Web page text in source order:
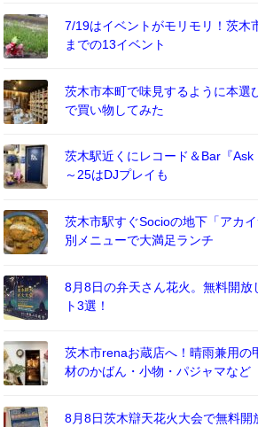
7/19はイベントがモリモリ！茨木
までの13イベント
茨木市本町で味見するように本選
で買い物してみた
茨木駅近くにレコード＆Bar『
～25はDJプレイも
茨木市駅すぐSocioの地下「アカ
別メニューで大満足ランチ
8月8日の弁天さん花火。無料開放
ト3選！
茨木市renaお蔵店へ！晴雨兼用の
材のかばん・小物・パジャマなど
8月8日茨木辯天花火大会で無料開